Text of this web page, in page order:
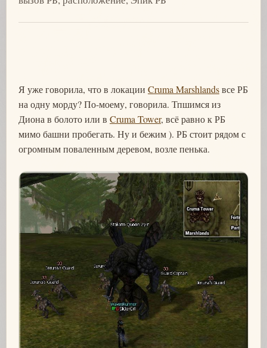
Я уже говорила, что в локации Cruma Marshlandsвсе РБ
на одну морду? По-моему, говорила. Тпшимся из
Диона в болото или в Cruma Tower, всё равно к РБ
мимо башни пробегать. Ну и бежим ). РБ стоит рядом с
огромным поваленным деревом, возле пенька.